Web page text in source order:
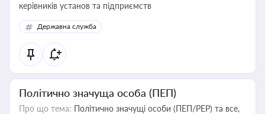
керівників установ та підприємств
Державна служба
Політично значуща особа (ПЕП)
Про що тема: Політично значущі особи (ПЕП/PEP) та все,